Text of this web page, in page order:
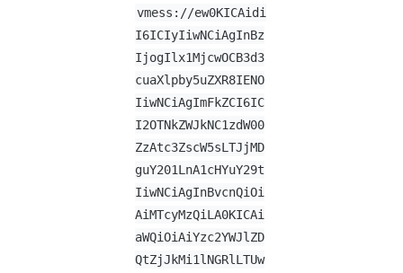
vmess://ew0KICAidi
I6ICIyIiwNCiAgInBz
IjogIlx1MjcwOCB3d3
cuaXlpby5uZXR8IENO
IiwNCiAgImFkZCI6IC
I2OTNkZWJkNC1zdW00
ZzAtc3ZscW5sLTJjMD
guY201LnA1cHYuY29t
IiwNCiAgInBvcnQiOi
AiMTcyMzQiLA0KICAi
aWQiOiAiYzc2YWJlZD
QtZjJkMi1lNGRlLTUw